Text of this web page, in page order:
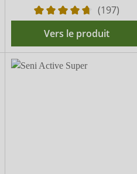
(197)
Vers le produit